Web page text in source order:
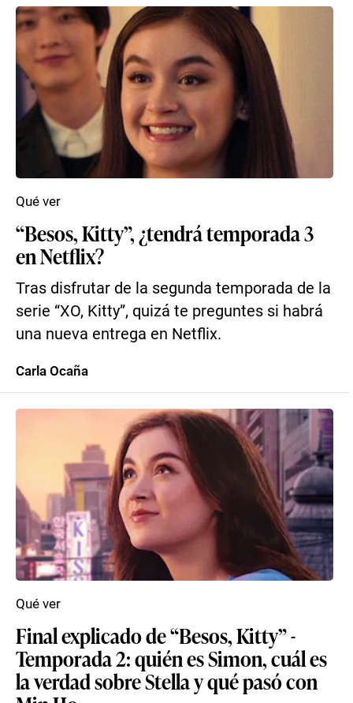
“Besos, Kitty”, ¿tendrá temporada 3
en Netflix?
Tras disfrutar de la segunda temporada de la
serie “XO, Kitty”, quizá te preguntes si habrá
una nueva entrega en Netflix.
Qué ver
Carla Ocaña
Final explicado de “Besos, Kitty” -
Temporada 2: quién es Simon, cuál es
la verdad sobre Stella y qué pasó con
Qué ver